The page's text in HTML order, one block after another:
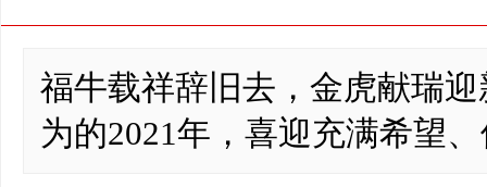
福牛载祥辞旧去，金虎献瑞
为的2021年，喜迎充满希望